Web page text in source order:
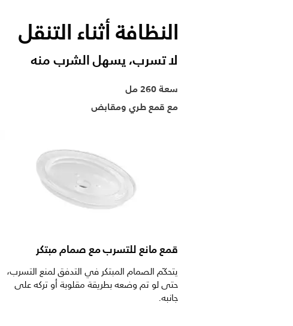
النظافة أثناء التنقل
لا تسرب، يسهل الشرب منه
سعة 260 مل
مع قمع طري ومقابض
قمع مانع للتسرب مع صمام مبتكر
يتحكّم الصمام المبتكر في التدفق لمنع التسرب،
حتى لو تم وضعه بطريقة مقلوبة أو تركه على
جانبه.